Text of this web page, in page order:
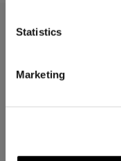
Statistics
Marketing